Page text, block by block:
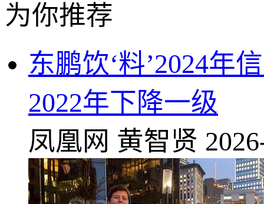
为你推荐
东鹏饮‘料’2024年
2022年下降一级
凤凰网 黄智贤